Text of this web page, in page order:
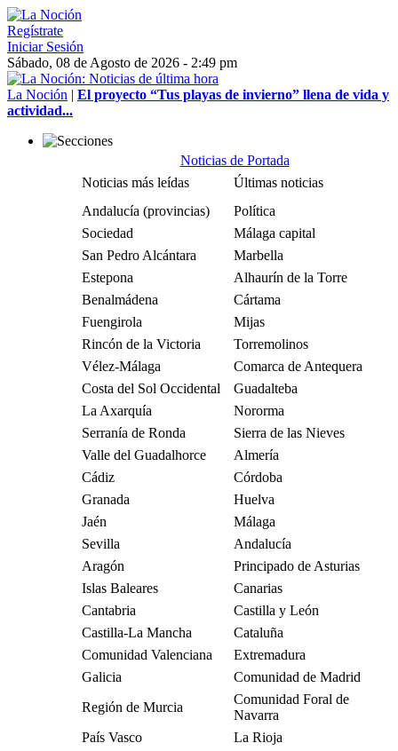
Regístrate
Iniciar Sesión
Sábado, 08 de Agosto de 2026 - 2:49 pm
La Noción | El proyecto “Tus playas de invierno” llena de vida y
actividad...
Noticias de Portada
Noticias más leídas
Últimas noticias
Andalucía (provincias)
Política
Sociedad
Málaga capital
San Pedro Alcántara
Marbella
Estepona
Alhaurín de la Torre
Benalmádena
Cártama
Fuengirola
Mijas
Rincón de la Victoria
Torremolinos
Vélez-Málaga
Comarca de Antequera
Costa del Sol Occidental
Guadalteba
La Axarquía
Nororma
Serranía de Ronda
Sierra de las Nieves
Valle del Guadalhorce
Almería
Cádiz
Córdoba
Granada
Huelva
Jaén
Málaga
Sevilla
Andalucía
Aragón
Principado de Asturias
Islas Baleares
Canarias
Cantabria
Castilla y León
Castilla-La Mancha
Cataluña
Comunidad Valenciana
Extremadura
Galicia
Comunidad de Madrid
Región de Murcia
Comunidad Foral de
Navarra
País Vasco
La Rioja